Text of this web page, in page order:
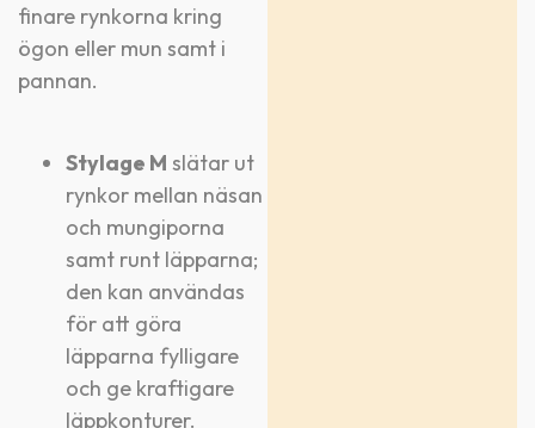
finare rynkorna kring
ögon eller mun samt i
pannan.
Stylage M slätar ut
rynkor mellan näsan
och mungiporna
samt runt läpparna;
den kan användas
för att göra
läpparna fylligare
och ge kraftigare
läppkonturer.